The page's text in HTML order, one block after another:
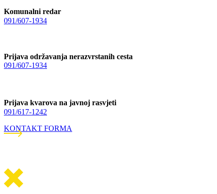
Komunalni redar
091/607-1934
Prijava održavanja nerazvrstanih cesta
091/607-1934
Prijava kvarova na javnoj rasvjeti
091/617-1242
KONTAKT FORMA